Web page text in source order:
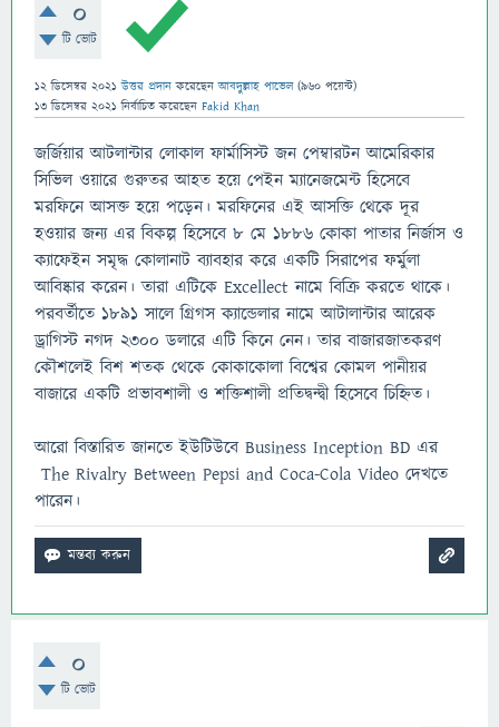
0
টি ভোট
12 ডিসেম্বর 2021 উত্তর প্রদান করেছেনআবদুল্লাহ পাভেল (960 পয়েন্ট)
13 ডিসেম্বর 2021 নির্বাচিত করেছেন Fakid Khan
জর্জিয়ার আটলান্টার লোকাল ফার্মাসিস্ট জন পেম্বারটন আমেরিকার
সিভিল ওয়ারে গুরুতর আহত হয়ে পেইন ম্যানেজমেন্ট হিসেবে
মরফিনে আসক্ত হয়ে পড়েন। মরফিনের এই আসক্তি থেকে দূর
হওয়ার জন্য এর বিকল্প হিসেবে ৮ মে ১৮৮৬ কোকা পাতার নির্জাস ও
ক্যাফেইন সমৃদ্ধ কোলানাট ব্যাবহার করে একটি সিরাপের ফর্মুলা
আবিষ্কার করেন। তারা এটিকে Excellect নামে বিক্রি করতে থাকে।
পরবর্তীতে ১৮৯১ সালে গ্রিগস ক্যান্ডেলার নামে আটালান্টার আরেক
ড্রাগিস্ট নগদ ২৩০০ ডলারে এটি কিনে নেন। তার বাজারজাতকরণ
কৌশলেই বিশ শতক থেকে কোকাকোলা বিশ্বের কোমল পানীয়র
বাজারে একটি প্রভাবশালী ও শক্তিশালী প্রতিদ্বন্দ্বী হিসেবে চিহ্নিত।
আরো বিস্তারিত জানতে ইউটিউবে Business Inception BD এর
The Rivalry Between Pepsi and Coca-Cola Video দেখতে
পারেন।
0
টি ভোট